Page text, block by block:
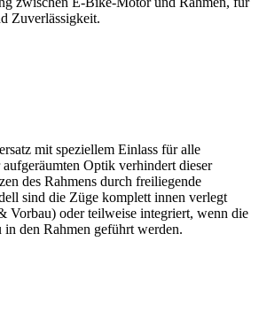
Zuverlässigkeit.
mit speziellem Einlass für alle
Optik verhindert dieser
des Rahmens durch freiliegende
sind die Züge komplett innen verlegt
Vorbau) oder teilweise integriert, wenn die
in den Rahmen geführt werden.